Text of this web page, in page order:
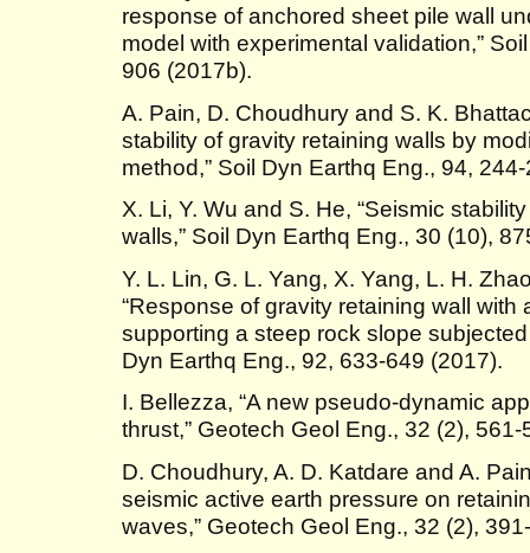
response of anchored sheet pile wall
model with experimental validation,”
906 (2017b).
A. Pain, D. Choudhury and S. K.
stability of gravity retaining walls by
method,” Soil Dyn Earthq Eng., 94,
X. Li, Y. Wu and S. He, “Seismic
walls,” Soil Dyn Earthq Eng., 30 (10),
Y. L. Lin, G. L. Yang, X. Yang, L. H.
“Response of gravity retaining wall with
supporting a steep rock slope
Dyn Earthq Eng., 92, 633-649 (2017).
I. Bellezza, “A new pseudo-dynamic
thrust,” Geotech Geol Eng., 32 (2),
D. Choudhury, A. D. Katdare and A.
seismic active earth pressure on
waves,” Geotech Geol Eng., 32 (2),